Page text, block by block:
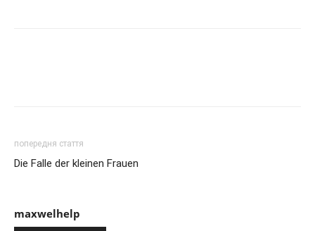
попередня стаття
Die Falle der kleinen Frauen
maxwelhelp